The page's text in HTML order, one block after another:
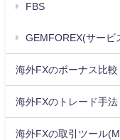
FBS
GEMFOREX(サービ
海外FXのボーナス比較
海外FXのトレード手法
海外FXの取引ツール